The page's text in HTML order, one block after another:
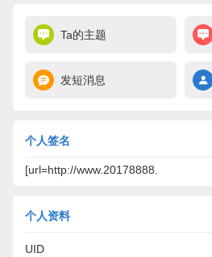
Ta的主题
发短消息
个人签名
[url=http://www.20178888.
个人资料
UID